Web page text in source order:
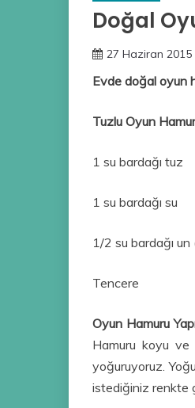
Doğal
27 Haziran 2015
Evde doğal oyun
Tuzlu Oyun
1 su bardağı tuz
1 su bardağı su
1/2 su bardağı
Tencere
Oyun Hamuru
Hamuru koyu ve
yoğuruyoruz.
istediğiniz renkte